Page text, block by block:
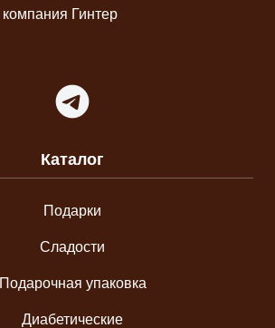
Telegram
Каталог
Подарки
Сладости
Подарочная упаковка
Диабетические